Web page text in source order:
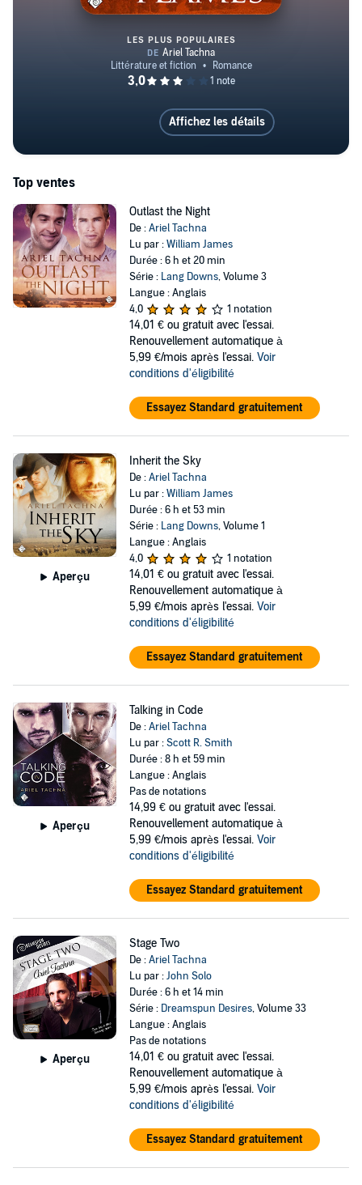
Conquer the Flames
LES PLUS POPULAIRES
Affichez les détails
Top ventes
Outlast the Night
De :Ariel Tachna
Lu par :William James
Durée : 6 h et 20 min
Série : Lang Downs, Volume 3
Langue : Anglais
4,0
1 notation
14,01 € ou gratuit avec l'essai.
Renouvellement automatique à
5,99 €/mois après l'essai. Voir
conditions d'éligibilité
Essayez Standard gratuitement
Aperçu
Inherit the Sky
De :Ariel Tachna
Lu par :William James
Durée : 6 h et 53 min
Série : Lang Downs, Volume 1
Langue : Anglais
4,0
1 notation
14,01 € ou gratuit avec l'essai.
Renouvellement automatique à
5,99 €/mois après l'essai. Voir
conditions d'éligibilité
Essayez Standard gratuitement
Aperçu
Talking in Code
De :Ariel Tachna
Lu par :Scott R. Smith
Durée : 8 h et 59 min
Langue : Anglais
Pas de notations
14,99 € ou gratuit avec l'essai.
Renouvellement automatique à
5,99 €/mois après l'essai. Voir
conditions d'éligibilité
Essayez Standard gratuitement
Aperçu
Stage Two
De :Ariel Tachna
Lu par :John Solo
Durée : 6 h et 14 min
Série : Dreamspun Desires, Volume 33
Langue : Anglais
Pas de notations
14,01 € ou gratuit avec l'essai.
Renouvellement automatique à
5,99 €/mois après l'essai. Voir
conditions d'éligibilité
Essayez Standard gratuitement